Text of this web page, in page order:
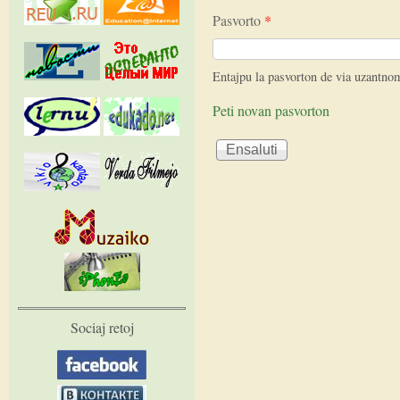
Pasvorto *
Entajpu la pasvorton de via
Peti novan pasvorton
Sociaj retoj